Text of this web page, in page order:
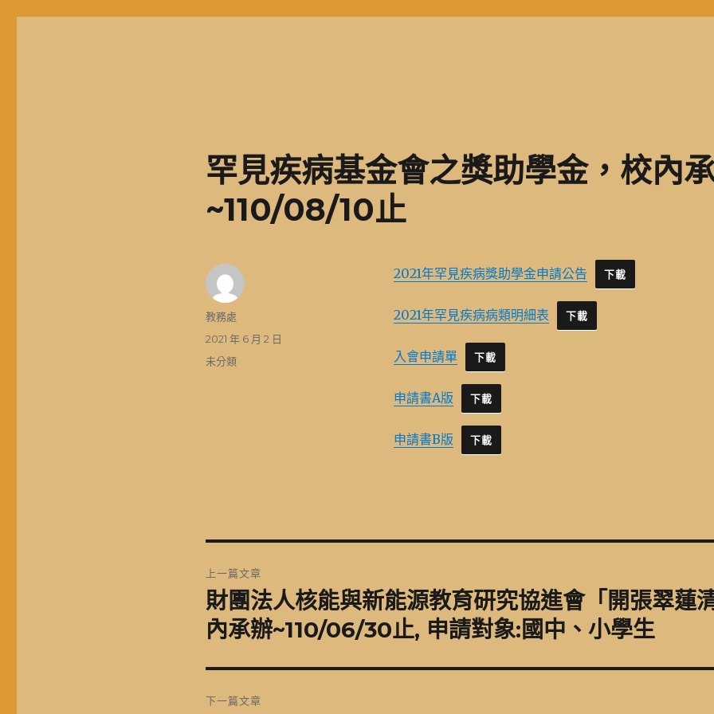
罕見疾病基金會之獎助學金，校內
~110/08/10止
2021年罕見疾病獎助學金申請公告 下載
2021年罕見疾病病類明細表 下載
入會申請單 下載
申請書A版 下載
申請書B版 下載
作
教務處
發
佈
2021 年 6 月 2 日
分
未分類
章
導
上一篇文章
上
一
篇
文
財團法人核能與新能源教育研究協進會「開張翠蓮
內承辦~110/06/30止, 申請對象:國中、小學生
下一篇文章